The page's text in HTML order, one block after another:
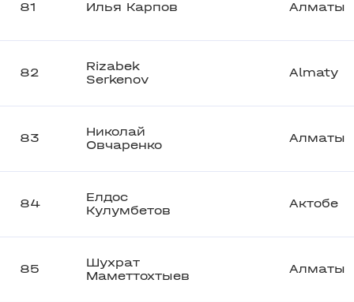
81 Илья Карпов Алматы
82
Rizabek
Serkenov
Almaty
83
Николай
Овчаренко
Алматы
84
Елдос
Кулумбетов
Актобе
85
Шухрат
Маметтохтыев
Алматы